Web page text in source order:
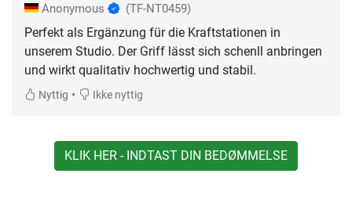
Anonymous (TF-NT0459)
Perfekt als Ergänzung für die Kraftstationen in
unserem Studio. Der Griff lässt sich schenll anbringen
und wirkt qualitativ hochwertig und stabil.
Nyttig • Ikke nyttig
KLIK HER - INDTAST DIN BEDØMMELSE